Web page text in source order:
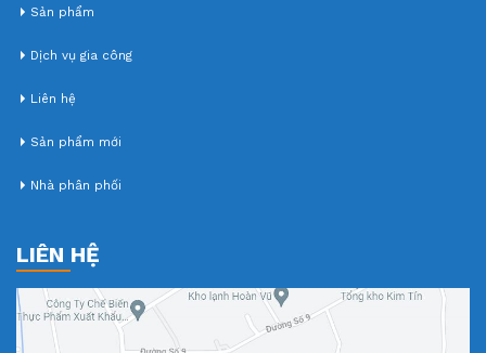
Sản phẩm
Dịch vụ gia công
Liên hệ
Sản phẩm mới
Nhà phân phối
LIÊN HỆ